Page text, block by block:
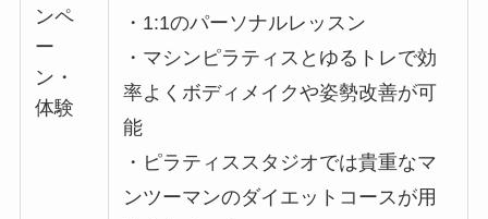
ンペ
ー
ン・
体験
・1:1のパーソナルレッスン
・マシンピラティスとゆるトレで効
率よくボディメイクや姿勢改善が可
能
・ピラティススタジオでは貴重なマ
ンツーマンのダイエットコースが用